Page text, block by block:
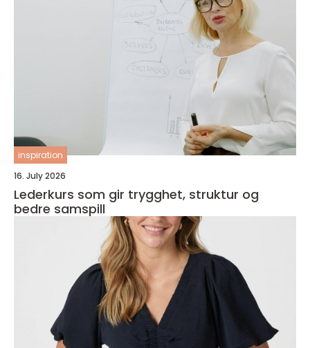
inspiration
16. July 2026
Lederkurs som gir trygghet, struktur og
bedre samspill